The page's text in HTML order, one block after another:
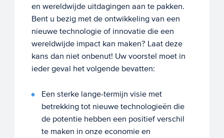
en wereldwijde uitdagingen aan te pakken.
Bent u bezig met de ontwikkeling van een
nieuwe technologie of innovatie die een
wereldwijde impact kan maken? Laat deze
kans dan niet onbenut! Uw voorstel moet in
ieder geval het volgende bevatten:
Een sterke lange-termijn visie met
betrekking tot nieuwe technologieën die
de potentie hebben een positief verschil
te maken in onze economie en